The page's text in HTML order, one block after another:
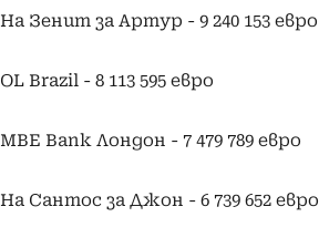
На Зенит за Артур - 9 240 153 евро
OL Brazil - 8 113 595 евро
MBE Bank Лондон - 7 479 789 евро
На Сантос за Джон - 6 739 652 евро